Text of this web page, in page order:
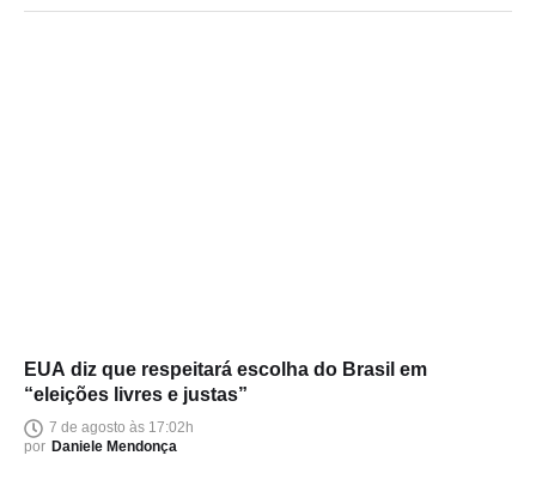
EUA diz que respeitará escolha do Brasil em
“eleições livres e justas”
7 de agosto às 17:02h
por Daniele Mendonça